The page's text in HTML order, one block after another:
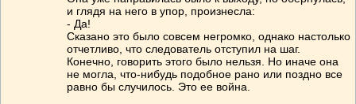
и глядя на него в упор, произнесла:
- Да!
Сказано это было совсем негромко, однако настолько
отчетливо, что следователь отступил на шаг.
Конечно, говорить этого было нельзя. Но иначе она
не могла, что-нибудь подобное рано или поздно все
равно бы случилось. Это ее война.